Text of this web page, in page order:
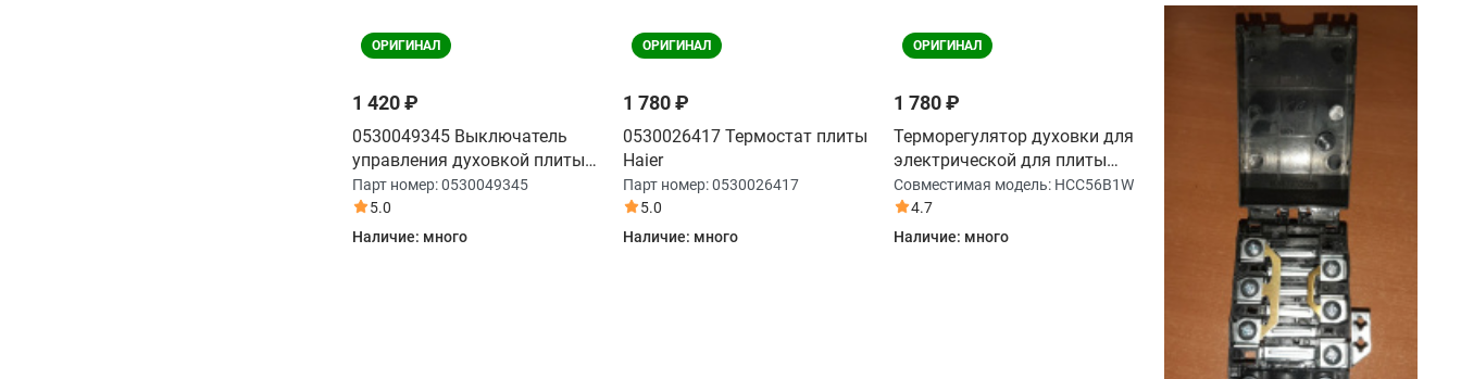
ОРИГИНАЛ
1 420 ₽
0530049345 Выключатель
управления духовкой плиты
Haier
Парт номер:0530049345
5.0
Наличие: много
ОРИГИНАЛ
1 780 ₽
0530026417 Термостат плиты
Haier
Парт номер:0530026417
5.0
Наличие: много
ОРИГИНАЛ
1 780 ₽
Терморегулятор духовки для
электрической для плиты
Haier HCC56B1W
Совместимая модель: HCC56B1W
4.7
Наличие: много